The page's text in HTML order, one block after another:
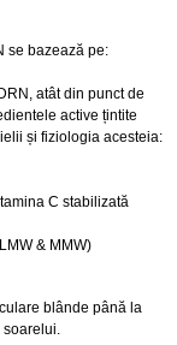
se bazează pe:
atât din punct de
active țintite
și fiziologia acesteia:
C stabilizată
& MMW)
blânde până la
soarelui.